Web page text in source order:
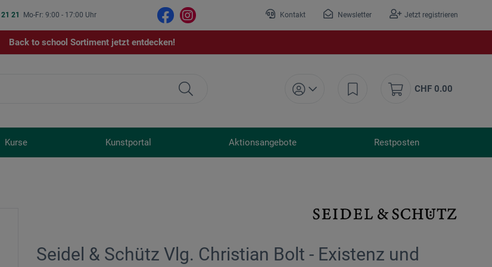
21 Mo-Fr: 9:00 - 17:00 Uhr Kontakt Newsletter Jetzt registrieren
Back to school Sortiment jetzt entdecken!
CHF 0.00
Kurse Kunstportal Aktionsangebote Restposten
Seidel & Schütz Vlg. Christian Bolt - Existenz und